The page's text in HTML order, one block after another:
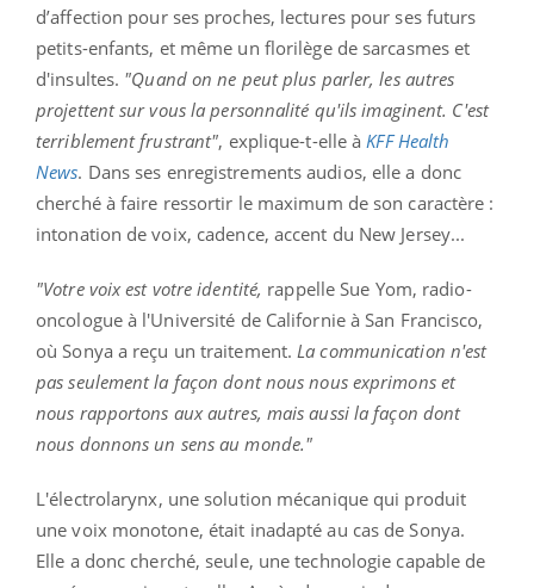
d’affection pour ses proches, lectures pour ses futurs
petits-enfants, et même un florilège de sarcasmes et
d'insultes. "Quand on ne peut plus parler, les autres
projettent sur vous la personnalité qu'ils imaginent. C'est
terriblement frustrant", explique-t-elle àKFF Health
News. Dans ses enregistrements audios, elle a donc
cherché à faire ressortir le maximum de son caractère :
intonation de voix, cadence, accent du New Jersey...
"Votre voix est votre identité, rappelle Sue Yom, radio-
oncologue à l'Université de Californie à San Francisco,
où Sonya a reçu un traitement. La communication n'est
pas seulement la façon dont nous nous exprimons et
nous rapportons aux autres, mais aussi la façon dont
nous donnons un sens au monde."
L'électrolarynx, une solution mécanique qui produit
une voix monotone, était inadapté au cas de Sonya.
Elle a donc cherché, seule, une technologie capable de